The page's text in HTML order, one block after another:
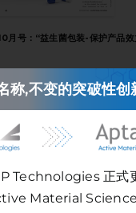
月号：“益生菌包装-保护产品效
称,不变的突破性创
Technologies 正式
Material